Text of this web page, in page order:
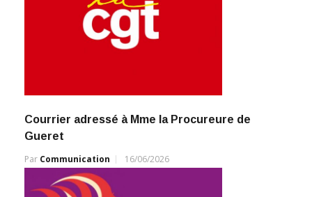
Courrier adressé à Mme la Procureure de
Gueret
Par Communication 16/06/2026